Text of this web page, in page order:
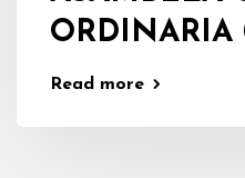
ORDINARIA
Read more